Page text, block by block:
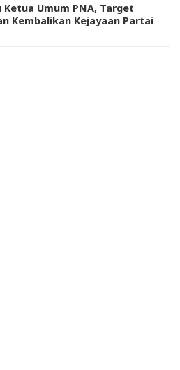
Ketua Umum PNA, Target
Kembalikan Kejayaan Partai